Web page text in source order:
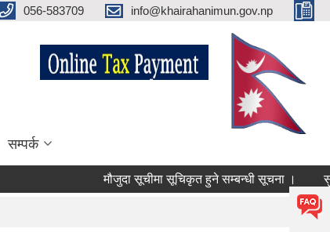
056-583709 info@khairahanimun.gov.np
सम्पर्क
मौजुदा सूचीमा सूचिकृत हुने सम्बन्धी सूचना ।